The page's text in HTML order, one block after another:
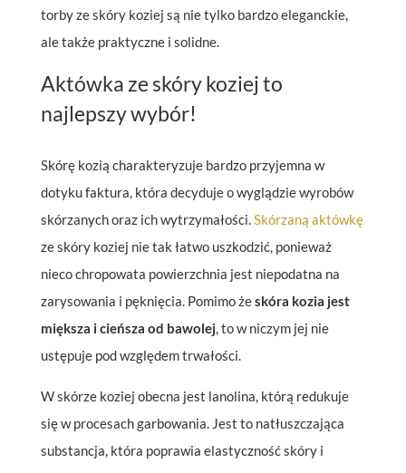
torby ze skóry koziej są nie tylko bardzo eleganckie,
ale także praktyczne i solidne.
Aktówka ze skóry koziej to
najlepszy wybór!
Skórę kozią charakteryzuje bardzo przyjemna w
dotyku faktura, która decyduje o wyglądzie wyrobów
skórzanych oraz ich wytrzymałości.Skórzaną aktówkę
ze skóry koziej nie tak łatwo uszkodzić, ponieważ
nieco chropowata powierzchnia jest niepodatna na
zarysowania i pęknięcia. Pomimo żeskóra kozia jest
miększa i cieńsza od bawolej, to w niczym jej nie
ustępuje pod względem trwałości.
W skórze koziej obecna jest lanolina, którą redukuje
się w procesach garbowania. Jest to natłuszczająca
substancja, która poprawia elastyczność skóry i